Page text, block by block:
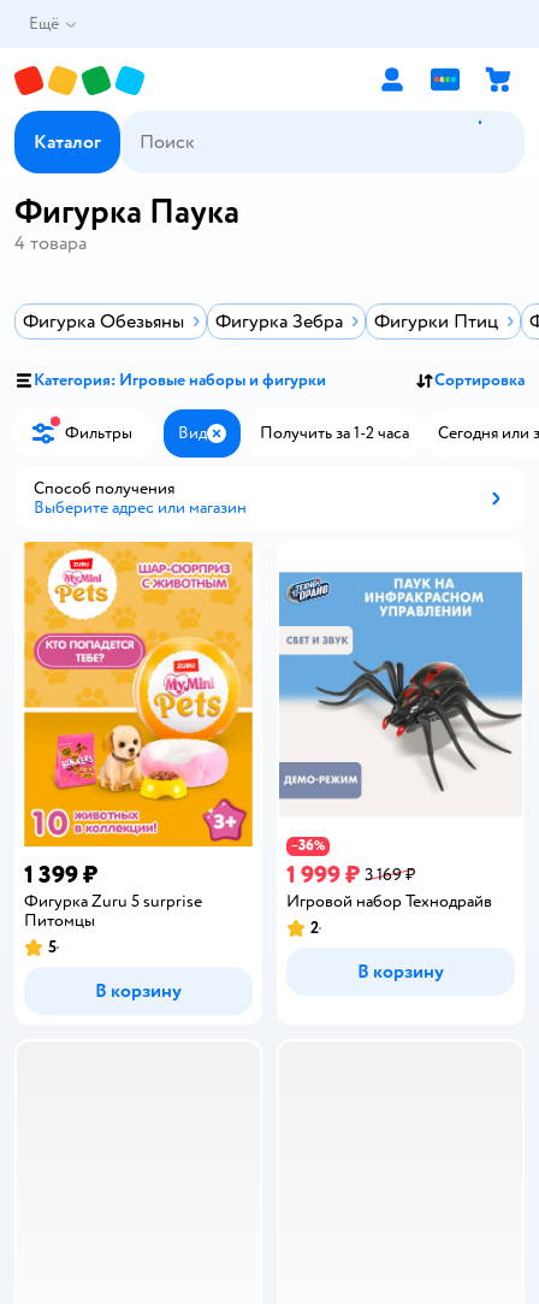
Ещё
Каталог
Фигурка Паука
4 товара
Фигурка Обезьяны Фигурка Зебра Фигурки Птиц
Категория: Игровые наборы и фигурки Сортировка
Фильтры Вид ЗакрытьПолучить за 1-2 часа Сегодня или
Способ получения
Выберите адрес или магазин
1 399 ₽
Фигурка Zuru 5 surprise
Питомцы
Рейтинг:
5
В корзину
−36%
1 999 ₽ 3 169 ₽
Игровой набор Технодрайв
Рейтинг:
2
В корзину